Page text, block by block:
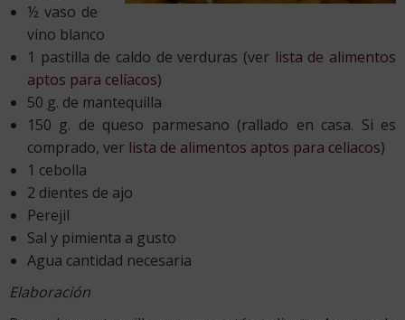
½ vaso de
vino blanco
1 pastilla de caldo de verduras (ver lista de alimentos
aptos para celíacos)
50 g. de mantequilla
150 g. de queso parmesano (rallado en casa. Si es
comprado, ver lista de alimentos aptos para celiacos)
1 cebolla
2 dientes de ajo
Perejil
Sal y pimienta a gusto
Agua cantidad necesaria
Elaboración